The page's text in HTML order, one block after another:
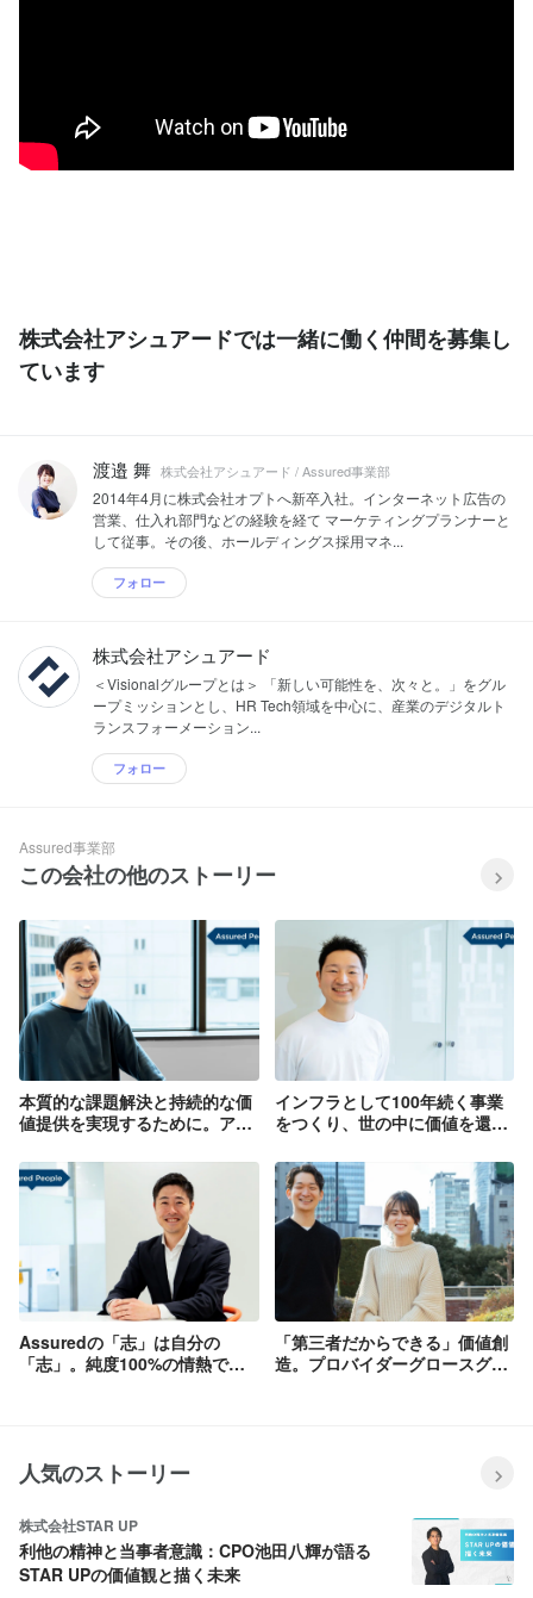
株式会社アシュアードでは一緒に働く仲間を募集し
ています
渡邉 舞 株式会社アシュアード / Assured事業部
2014年4月に株式会社オプトへ新卒入社。インターネット広告の
営業、仕入れ部門などの経験を経て マーケティングプランナーと
して従事。その後、ホールディングス採用マネ...
フォロー
株式会社アシュアード
＜Visionalグループとは＞ 「新しい可能性を、次々と。」をグル
ープミッションとし、HR Tech領域を中心に、産業のデジタルト
ランスフォーメーション...
フォロー
Assured事業部
この会社の他のストーリー
本質的な課題解決と持続的な価
値提供を実現するために。アウ
織とは。
インフラとして100年続く事業
をつくり、世の中に価値を還元
活かした「事業開発」への挑
戦。
Assuredの「志」は自分の
「志」。純度100%の情熱で仲
「第三者だからできる」価値創
造。プロバイダーグロースグル
人気のストーリー
株式会社STAR UP
利他の精神と当事者意識：CPO池田八輝が語る
STAR UPの価値観と描く未来